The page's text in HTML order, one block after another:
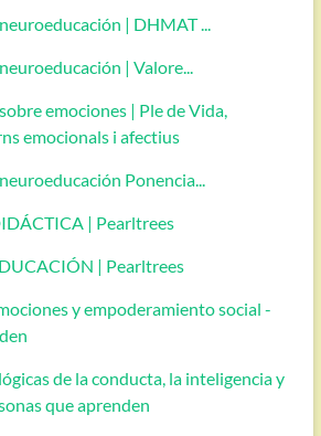
| DHMAT ...
| Valore...
emociones | Ple de Vida,
emocionals i afectius
Ponencia...
| Pearltrees
| Pearltrees
y empoderamiento social -
de la conducta, la inteligencia y
que aprenden